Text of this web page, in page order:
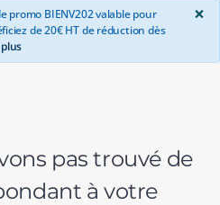
promo BIENV202 valable pour
de 20€ HT de réduction dès
×
pas trouvé de
à votre